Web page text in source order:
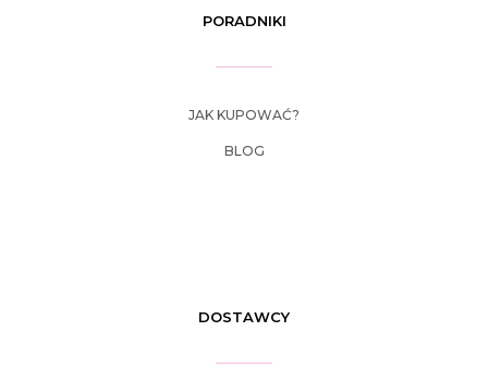
PORADNIKI
JAK KUPOWAĆ?
BLOG
DOSTAWCY